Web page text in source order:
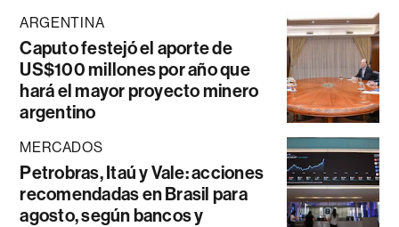
ARGENTINA
Caputo festejó el aporte de
US$100 millones por año que
hará el mayor proyecto minero
argentino
MERCADOS
Petrobras, Itaú y Vale: acciones
recomendadas en Brasil para
agosto, según bancos y